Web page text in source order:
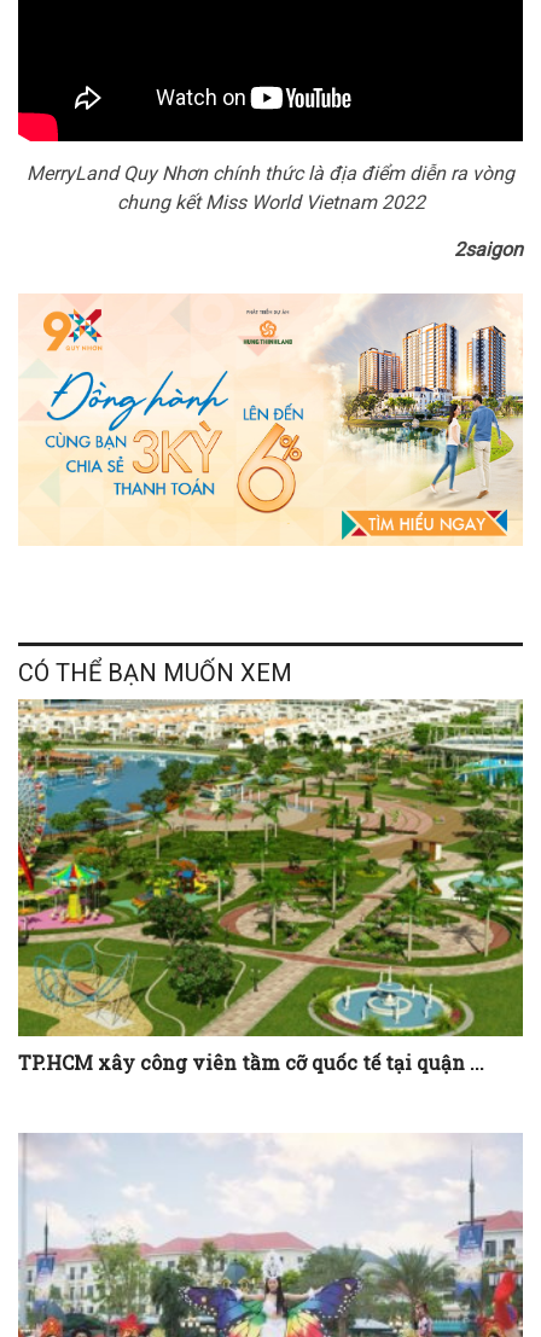
MerryLand Quy Nhơn chính thức là địa điểm diễn ra vòng
chung kết Miss World Vietnam 2022
2saigon
CÓ THỂ BẠN MUỐN XEM
TP.HCM xây công viên tầm cỡ quốc tế tại quận ...